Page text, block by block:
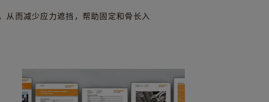
而减少应力遮挡，帮助固定和骨长入